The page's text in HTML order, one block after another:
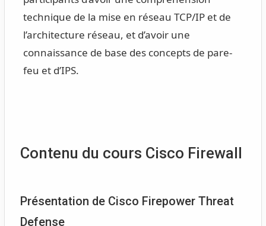
technique de la mise en réseau TCP/IP et de
l’architecture réseau, et d’avoir une
connaissance de base des concepts de pare-
feu et d’IPS.
Contenu du cours Cisco Firewall
Présentation de Cisco Firepower Threat
Defense